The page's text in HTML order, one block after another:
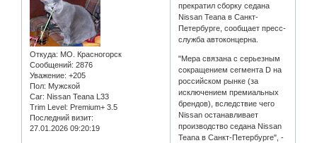
Откуда: МО. Красногорск
Сообщений: 2876
Уважение: +205
Пол: Мужской
Car: Nissan Teana L33
Trim Level: Premium+ 3.5
Последний визит:
27.01.2026 09:20:19
прекратил сборку седана
Nissan Teana в Санкт-
Петербурге, сообщает пресс-
служба автоконцерна.
"Мера связана с серьезным
сокращением сегмента D на
российском рынке (за
исключением премиальных
брендов), вследствие чего
Nissan останавливает
производство седана Nissan
Teana в Санкт-Петербурге", -